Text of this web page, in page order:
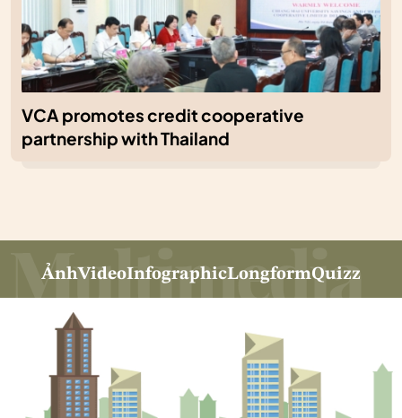
VCA promotes credit cooperative
partnership with Thailand
ẢnhVideoInfographicLongformQuizz